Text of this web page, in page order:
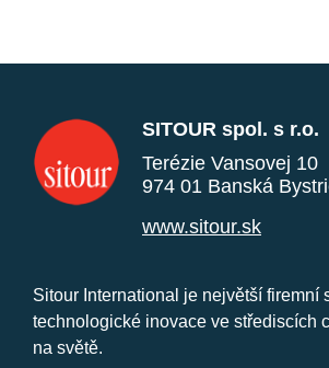
SITOUR spol. s r.o.
Terézie Vansovej 10
974 01 Banská
www.sitour.sk
Sitour International je největší firemní
technologické inovace ve střediscích
na světě.